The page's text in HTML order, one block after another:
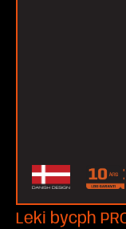
Leki bycph